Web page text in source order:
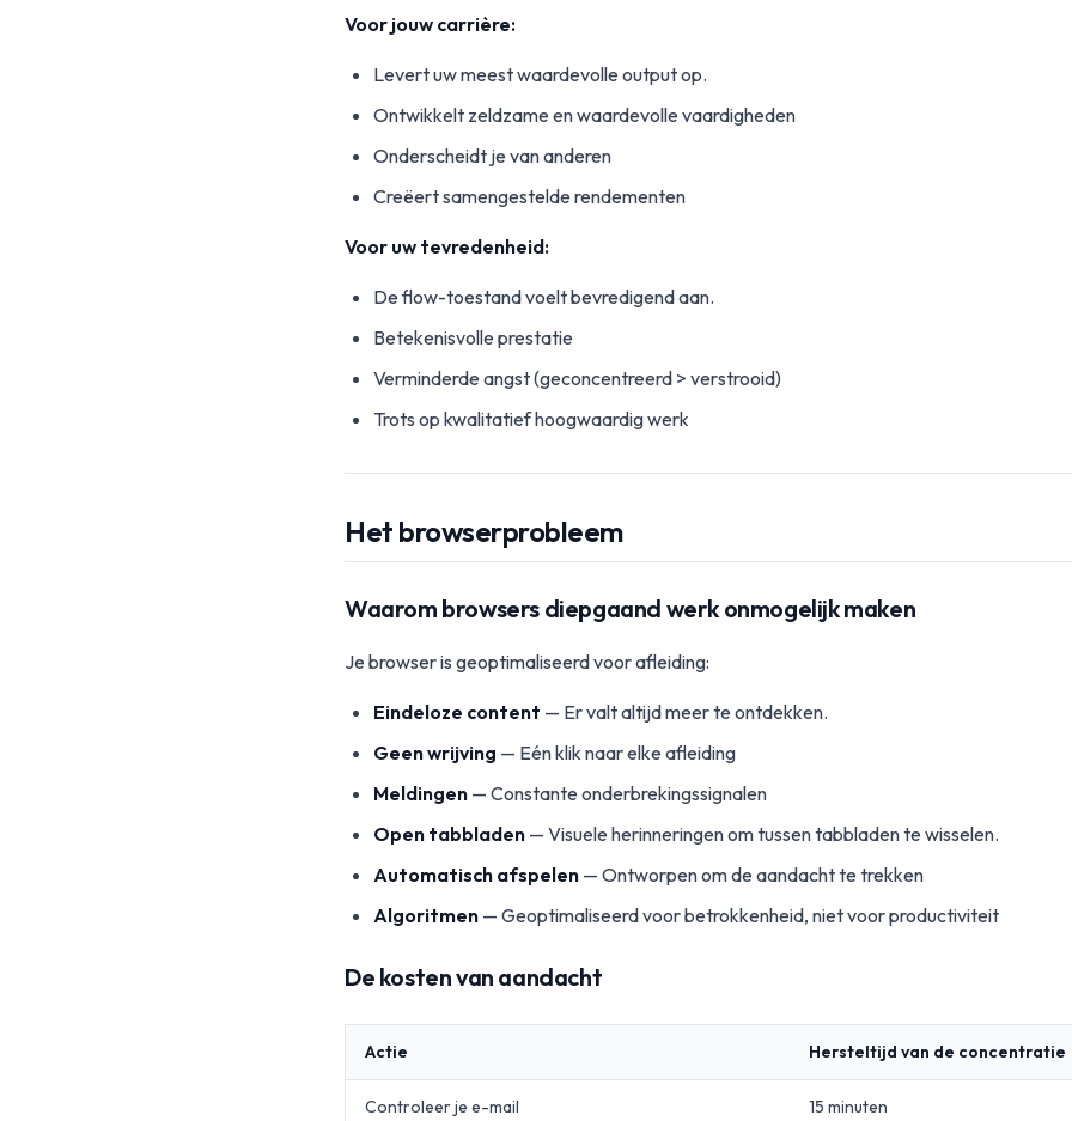
Voor jouw carrière:
Levert uw meest waardevolle output op.
Ontwikkelt zeldzame en waardevolle vaardigheden
Onderscheidt je van anderen
Creëert samengestelde rendementen
Voor uw tevredenheid:
De flow-toestand voelt bevredigend aan.
Betekenisvolle prestatie
Verminderde angst (geconcentreerd > verstrooid)
Trots op kwalitatief hoogwaardig werk
Het browserprobleem
Waarom browsers diepgaand werk onmogelijk maken
Je browser is geoptimaliseerd voor afleiding:
Eindeloze content — Er valt altijd meer te ontdekken.
Geen wrijving — Eén klik naar elke afleiding
Meldingen — Constante onderbrekingssignalen
Open tabbladen — Visuele herinneringen om tussen tabbladen te wisselen.
Automatisch afspelen — Ontworpen om de aandacht te trekken
Algoritmen — Geoptimaliseerd voor betrokkenheid, niet voor productiviteit
De kosten van aandacht
Actie Hersteltijd van de concentratie
Controleer je e-mail 15 minuten